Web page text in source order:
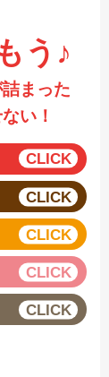
う♪
まった
い！